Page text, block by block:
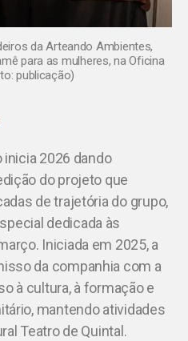
da Arteando Ambientes,
para as mulheres, na Oficina
publicação)
inicia 2026 dando
do projeto que
de trajetória do grupo,
dedicada às
Iniciada em 2025, a
da companhia com a
à cultura, à formação e
mantendo atividades
Teatro de Quintal.